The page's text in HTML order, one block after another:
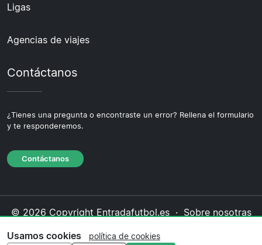
Ligas
Agencias de viajes
Contáctanos
¿Tienes una pregunta o encontraste un error? Rellena el formulario
y te responderemos.
Contáctanos
© 2026 Copyright Entradafutbol.es · Sobre nosotras
cookies·Política editorial
Usamos cookies política de cookies